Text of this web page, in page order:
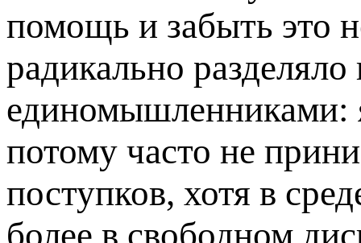
помощь и забыть это
радикально
единомышленниками:
потому часто не
поступков, хотя в
более в свободном